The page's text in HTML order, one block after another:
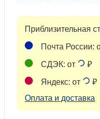
Приблизительная
Почта России:
СДЭК: от ₽
Яндекс: от
₽
Оплата и доставка